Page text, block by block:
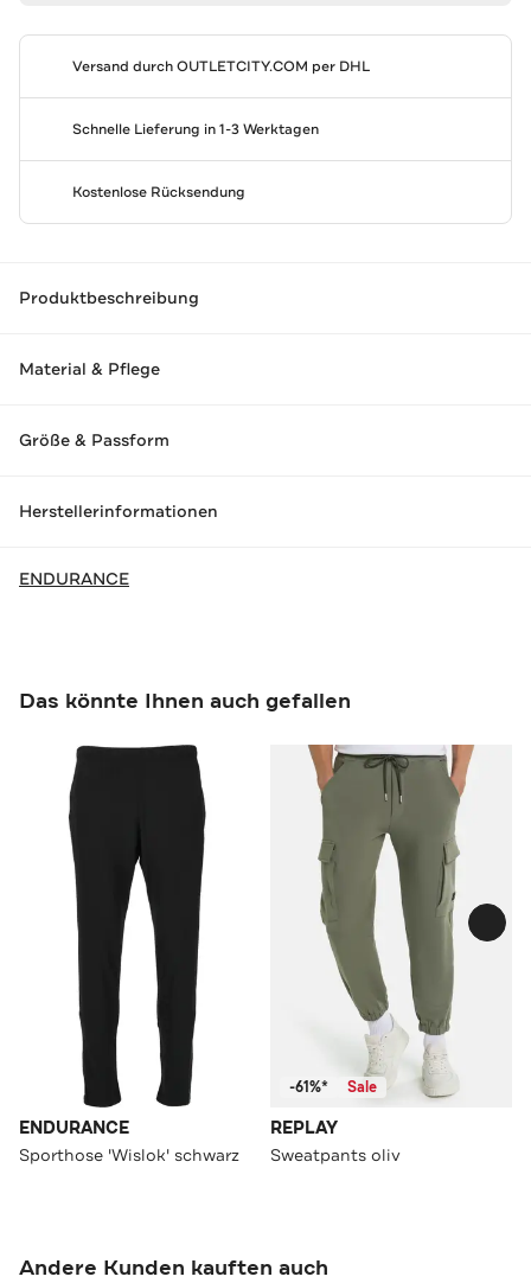
Versand durchOUTLETCITY.COM per DHL
Schnelle Lieferung in 1-3 Werktagen
Kostenlose Rücksendung
Produktbeschreibung
Material & Pflege
Größe & Passform
Herstellerinformationen
ENDURANCE
Das könnte Ihnen auch gefallen
ENDURANCE
Sporthose 'Wislok' schwarz
-61%* Sale
REPLAY
Sweatpants oliv
Andere Kunden kauften auch